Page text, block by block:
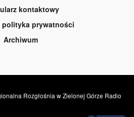
kontaktowy
polityka prywatności
Archiwum
Rozgłośnia w Zielonej Górze Radio